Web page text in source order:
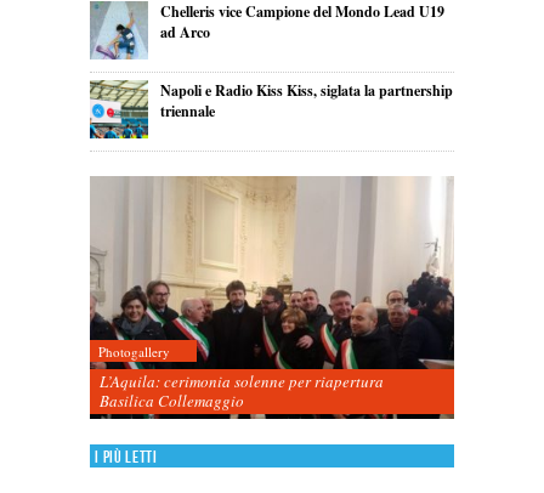
Chelleris vice Campione del Mondo Lead U19
ad Arco
Napoli e Radio Kiss Kiss, siglata la partnership
triennale
Photogallery
L’Aquila: cerimonia solenne per riapertura
Basilica Collemaggio
I più letti